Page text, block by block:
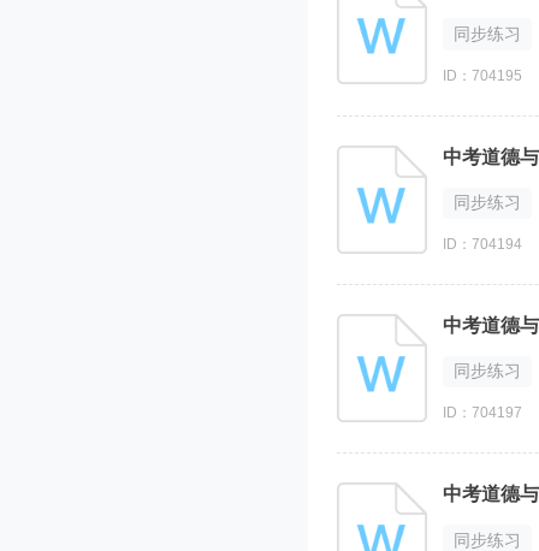
同步练习
ID：704195
中考道德
同步练习
ID：704194
中考道德
同步练习
ID：704197
中考道德
同步练习